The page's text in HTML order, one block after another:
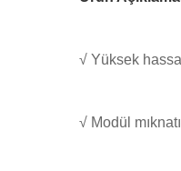
√ Yüksek
√ Modül